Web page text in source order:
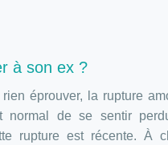
à son ex ?
éprouver, la rupture
de se sentir
rupture est récente. À